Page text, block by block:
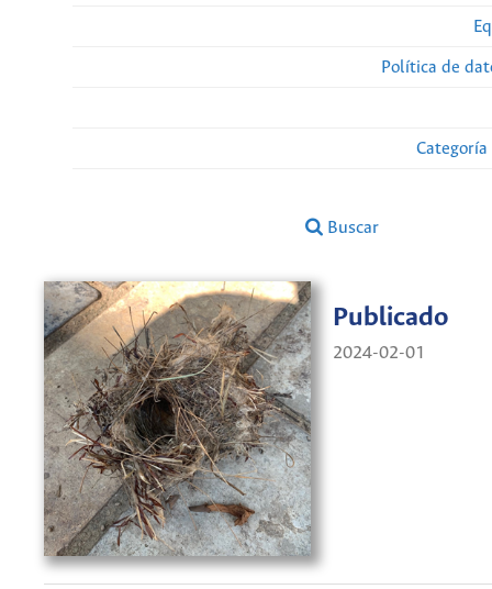
Política de
Buscar
Publicado
2024-02-01